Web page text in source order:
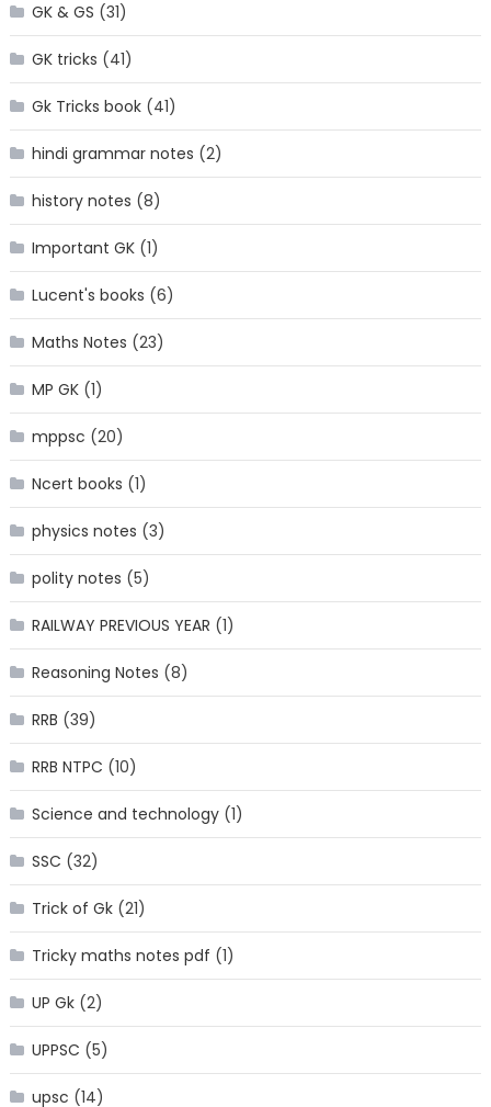
GK & GS (31)
GK tricks (41)
Gk Tricks book(41)
hindi grammar notes (2)
history notes (8)
Important GK(1)
Lucent's books (6)
Maths Notes (23)
MP GK(1)
mppsc (20)
Ncert books (1)
physics notes (3)
polity notes (5)
RAILWAY PREVIOUS YEAR (1)
Reasoning Notes (8)
RRB (39)
RRB NTPC (10)
Science and technology(1)
SSC (32)
Trick of Gk(21)
Tricky maths notes pdf (1)
UP Gk(2)
UPPSC (5)
upsc (14)